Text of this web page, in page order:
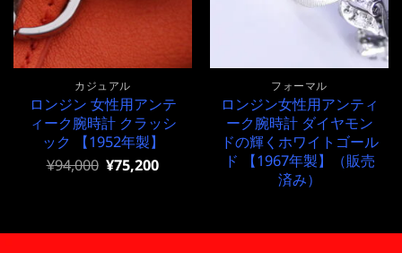
カジュアル
ロンジン 女性用アンテ
ィーク腕時計 クラッシ
ック 【1952年製】
元
¥94,000
¥94,000 現
は
¥75,200
フォーマル
ロンジン女性用アンティ
ーク腕時計 ダイヤモン
ドの輝くホワイトゴール
ド 【1967年製】（販売
済み）